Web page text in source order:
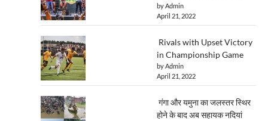
by Admin
April 21, 2022
Rivals with Upset Victory
in Championship Game
by Admin
April 21, 2022
गंगा और यमुना का जलस्तर स्थिर
होने के बाद अब सहायक नदियां